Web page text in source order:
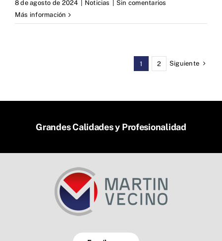
8 de agosto de 2024 Noticias
Sin comentarios
Más información
1 2 Siguiente
Grandes Calidades y Profesionalidad